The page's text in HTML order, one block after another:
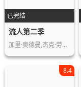
已完结
流人第二季
加里·奥德曼,杰克·劳登,克里斯汀·斯…
8.4